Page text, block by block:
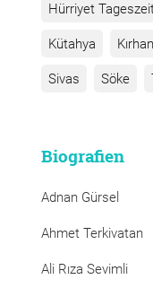
Hürriyet
Kütahya
Sivas Söke
Biografien
Adnan Gürsel
Ahmet Terkivatan
Ali Rıza Sevimli